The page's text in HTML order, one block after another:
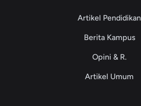
Artikel Pendidikan
Berita Kampus
Opini & R.
Artikel Umum